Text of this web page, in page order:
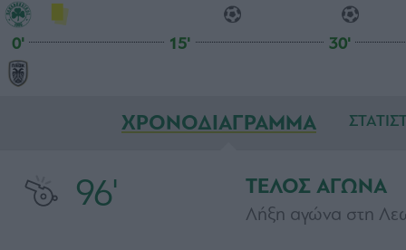
0' 15' 30'
ΧΡΟΝΟΔΙΑΓΡΑΜΜΑ
96' ΤΕΛΟΣ ΑΓΩΝΑ
Λήξη αγώνα στη